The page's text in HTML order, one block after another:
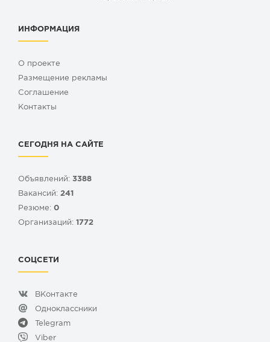
ИНФОРМАЦИЯ
О проекте
Размещение рекламы
Cоглашение
Контакты
СЕГОДНЯ НА САЙТЕ
Объявлений: 3388
Вакансий: 241
Резюме: 0
Организаций: 1772
СОЦСЕТИ
ВКонтакте
Одноклассники
Telegram
Viber